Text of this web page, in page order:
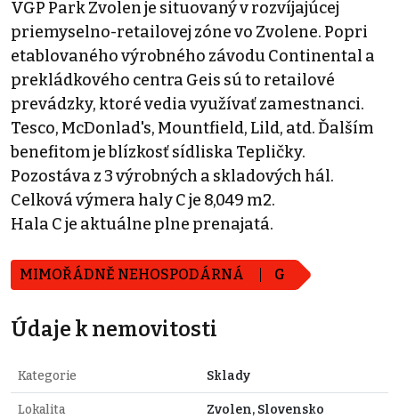
VGP Park Zvolen je situovaný v rozvíjajúcej
priemyselno-retailovej zóne vo Zvolene. Popri
etablovaného výrobného závodu Continental a
prekládkového centra Geis sú to retailové
prevádzky, ktoré vedia využívať zamestnanci.
Tesco, McDonlad's, Mountfield, Lild, atd. Ďalším
benefitom je blízkosť sídliska Tepličky.
Pozostáva z 3 výrobných a skladových hál.
Celková výmera haly C je 8,049 m2.
Hala C je aktuálne plne prenajatá.
MIMOŘÁDNĚ NEHOSPODÁRNÁ G
Údaje k nemovitosti
Kategorie Sklady
Lokalita Zvolen, Slovensko